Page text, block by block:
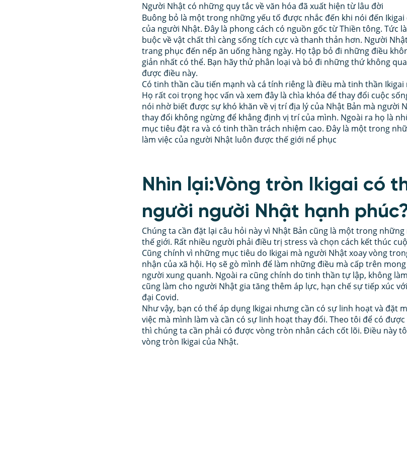
Người Nhật có những quy tắc về văn hóa đã xuất hiện từ lâu đời
Buông bỏ là một trong những yếu tố được nhắc đến khi nói đến
của người Nhật. Đây là phong cách có nguồn gốc từ Thiền tông. Tức
buộc về vật chất thì càng sống tích cực và thanh thản hơn. Người
trang phục đến nếp ăn uống hàng ngày. Họ tập bỏ đi những điều
giản nhất có thể. Bạn hãy thử phân loại và bỏ đi những thứ không
được điều này.
Có tinh thần cầu tiến mạnh và cá tính riêng là điều mà tinh thần
Họ rất coi trọng học vấn và xem đây là chìa khóa để thay đổi cuộc
nói nhờ biết được sự khó khăn về vị trí địa lý của Nhật Bản mà người
thay đổi không ngừng để khẳng định vị trí của mình. Ngoài ra họ là
mục tiêu đặt ra và có tinh thần trách nhiệm cao. Đây là một trong
làm việc của người Nhật luôn được thế giới nể phục
Nhìn lại:Vòng tròn Ikigai có
người người Nhật hạnh
Chúng ta cần đặt lại câu hỏi này vì Nhật Bản cũng là một trong
thế giới. Rất nhiều người phải điều trị stress và chọn cách kết thúc
Cũng chính vì những mục tiêu do Ikigai mà người Nhật xoay vòng
nhận của xã hội. Họ sẽ gò mình để làm những điều mà cấp trên
người xung quanh. Ngoài ra cũng chính do tinh thần tự lập, không
cũng làm cho người Nhật gia tăng thêm áp lực, hạn chế sự tiếp xúc
đại Covid.
Như vậy, bạn có thể áp dụng Ikigai nhưng cần có sự linh hoạt và đặt
việc mà mình làm và cần có sự linh hoạt thay đổi. Theo tôi để có
thì chúng ta cần phải có được vòng tròn nhân cách cốt lõi. Điều này
vòng tròn Ikigai của Nhật.